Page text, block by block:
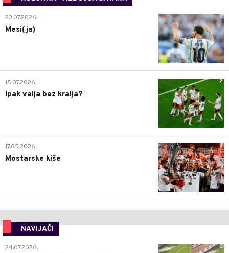
0
23.07.2026.
Mesi(ja)
2
15.07.2026.
Ipak valja bez kralja?
0
17.05.2026.
Mostarske kiše
NAVIJAČI
0
24.07.2026.